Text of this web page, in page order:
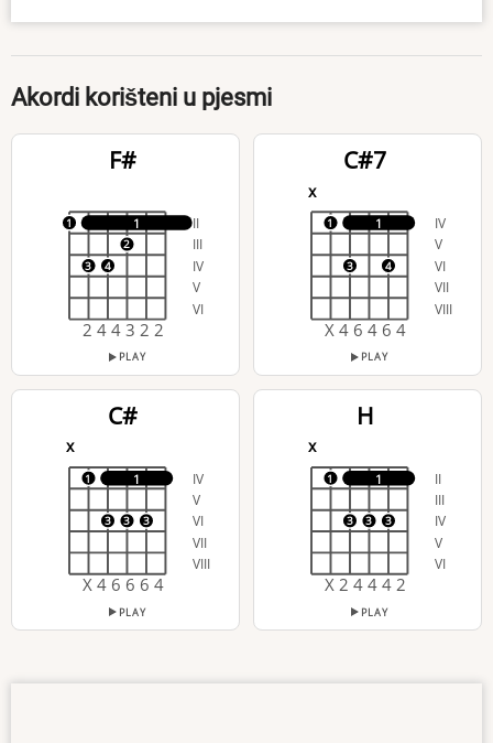
Akordi korišteni u pjesmi
F#
II
III
IV
V
VI
1
1
3 4
2
2 4 4 3 2 2
PLAY
C#7
x
IV
V
VI
VII
VIII
1
1
3 4
X 4 6 4 6 4
PLAY
C#
x
IV
V
VI
VII
VIII
1
1
3 3 3
X 4 6 6 6 4
PLAY
H
x
II
III
IV
V
VI
1
1
3 3 3
X 2 4 4 4 2
PLAY